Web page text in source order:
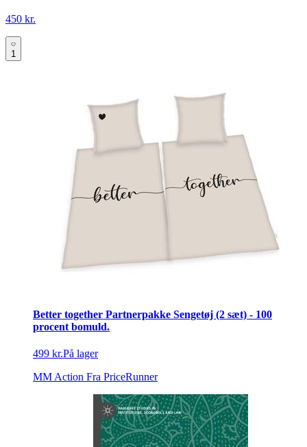
450 kr.
1
Better together Partnerpakke Sengetøj (2 sæt) - 100
procent bomuld.
499 kr.På lager
MM Action Fra PriceRunner